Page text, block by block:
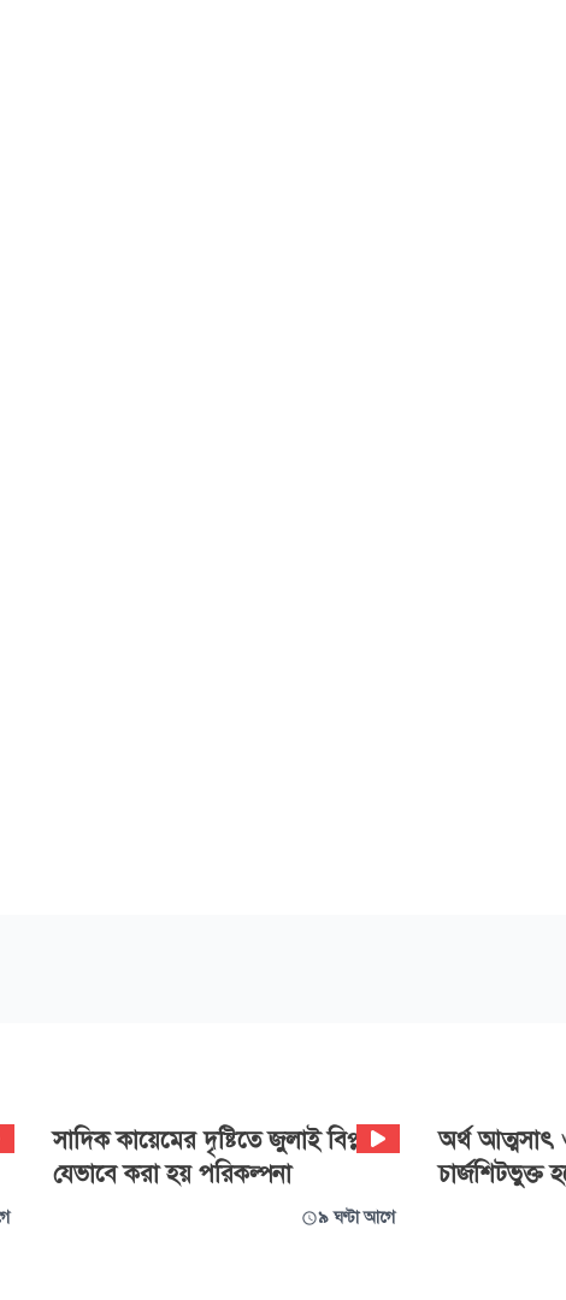
সাদিক কায়েমের দৃষ্টিতে জুলাই বিপ্লব:
যেভাবে করা হয় পরিকল্পনা
৯ ঘণ্টা আগে
অর্থ আত্মসাৎ
চার্জশিটভুক্ত